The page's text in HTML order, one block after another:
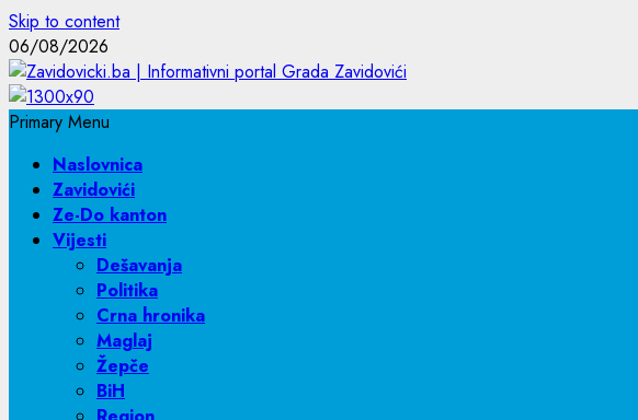
Skip to content
06/08/2026
Primary Menu
Naslovnica
Zavidovići
Ze-Do kanton
Vijesti
Dešavanja
Politika
Crna hronika
Maglaj
Žepče
BiH